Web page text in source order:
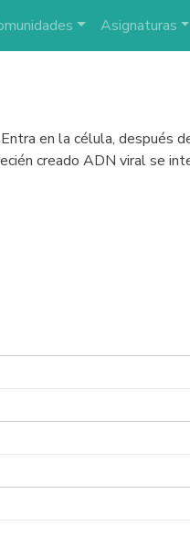
Asignaturas
en la célula, después
creado ADN viral se